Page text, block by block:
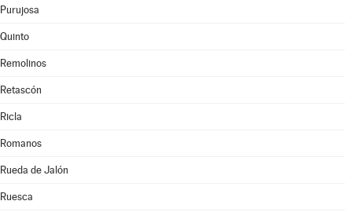
Purujosa
Quinto
Remolinos
Retascón
Ricla
Romanos
Rueda de Jalón
Ruesca